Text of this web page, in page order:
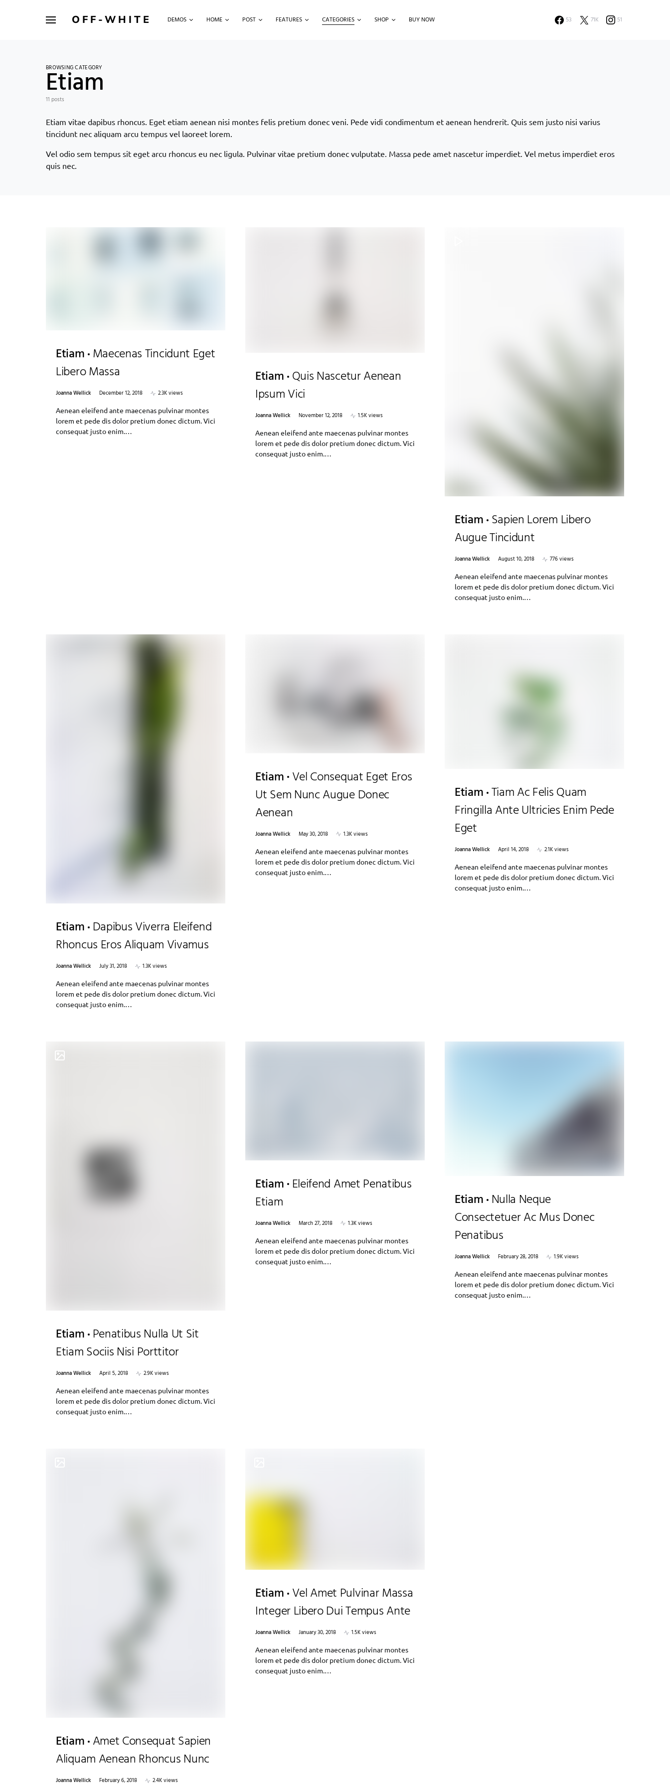
OFF-WHITE DEMOS HOME POST FEATURES CATEGORIES SHOP BUY NOW 53 71K 51
BROWSING CATEGORY
Etiam
11 posts
Etiam vitae dapibus rhoncus. Eget etiam aenean nisi montes felis pretium donec veni. Pede vidi condimentum et aenean hendrerit. Quis sem justo nisi varius
tincidunt nec aliquam arcu tempus vel laoreet lorem.
Vel odio sem tempus sit eget arcu rhoncus eu nec ligula. Pulvinar vitae pretium donec vulputate. Massa pede amet nascetur imperdiet. Vel metus imperdiet eros
quis nec.
Etiam Maecenas Tincidunt Eget
Libero Massa
Joanna Wellick December 12, 2018
2.3K views
Aenean eleifend ante maecenas pulvinar montes
lorem et pede dis dolor pretium donec dictum. Vici
consequat justo enim.…
Etiam Quis Nascetur Aenean
Ipsum Vici
Joanna Wellick November 12, 2018
1.5K views
Aenean eleifend ante maecenas pulvinar montes
lorem et pede dis dolor pretium donec dictum. Vici
consequat justo enim.…
Etiam Sapien Lorem Libero
Augue Tincidunt
Joanna Wellick August 10, 2018
776 views
Aenean eleifend ante maecenas pulvinar montes
lorem et pede dis dolor pretium donec dictum. Vici
consequat justo enim.…
Etiam Dapibus Viverra Eleifend
Rhoncus Eros Aliquam Vivamus
Joanna Wellick July 31, 2018
1.3K views
Aenean eleifend ante maecenas pulvinar montes
lorem et pede dis dolor pretium donec dictum. Vici
consequat justo enim.…
Etiam Vel Consequat Eget Eros
Ut Sem Nunc Augue Donec
Aenean
Joanna Wellick May 30, 2018
1.3K views
Aenean eleifend ante maecenas pulvinar montes
lorem et pede dis dolor pretium donec dictum. Vici
consequat justo enim.…
Etiam Tiam Ac Felis Quam
Fringilla Ante Ultricies Enim Pede
Eget
Joanna Wellick April 14, 2018
2.1K views
Aenean eleifend ante maecenas pulvinar montes
lorem et pede dis dolor pretium donec dictum. Vici
consequat justo enim.…
Etiam Penatibus Nulla Ut Sit
Etiam Sociis Nisi Porttitor
Joanna Wellick April 5, 2018
2.9K views
Aenean eleifend ante maecenas pulvinar montes
lorem et pede dis dolor pretium donec dictum. Vici
consequat justo enim.…
Etiam Eleifend Amet Penatibus
Etiam
Joanna Wellick March 27, 2018
1.3K views
Aenean eleifend ante maecenas pulvinar montes
lorem et pede dis dolor pretium donec dictum. Vici
consequat justo enim.…
Etiam Nulla Neque
Consectetuer Ac Mus Donec
Penatibus
Joanna Wellick February 28, 2018
1.9K views
Aenean eleifend ante maecenas pulvinar montes
lorem et pede dis dolor pretium donec dictum. Vici
consequat justo enim.…
Etiam Amet Consequat Sapien
Aliquam Aenean Rhoncus Nunc
Joanna Wellick February 6, 2018 2.4K views
Etiam Vel Amet Pulvinar Massa
Integer Libero Dui Tempus Ante
Joanna Wellick January 30, 2018
1.5K views
Aenean eleifend ante maecenas pulvinar montes
lorem et pede dis dolor pretium donec dictum. Vici
consequat justo enim.…